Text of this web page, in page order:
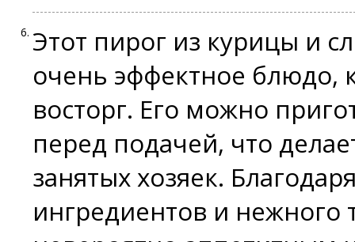
Этот пирог из курицы и
очень эффектное блюдо,
восторг. Его можно
перед подачей, что
занятых хозяек.
ингредиентов и нежного